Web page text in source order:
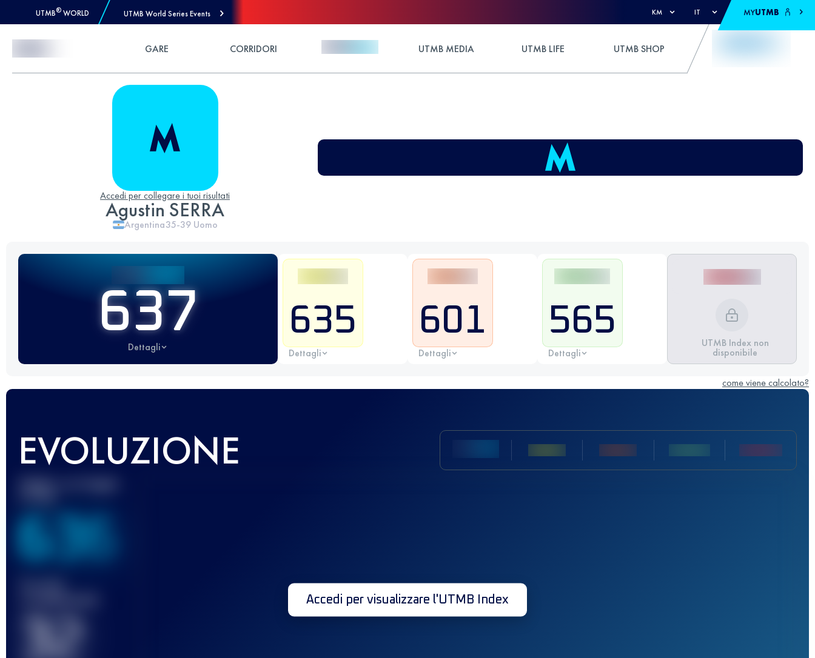
UTMB® WORLD UTMB World Series Events KM IT MYUTMB
GARE CORRIDORI UTMB MEDIA UTMB LIFE UTMB SHOP
Accedi per collegare i tuoi risultati
Agustin SERRA
Argentina35-39 Uomo
637
Dettagli
635
Dettagli
601
Dettagli
565
Dettagli
UTMB Index non
disponibile
come viene calcolato?
EVOLUZIONE
Miglior punteggio
636
Gara(e)
32
Accedi per visualizzare l'UTMB Index